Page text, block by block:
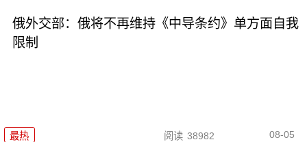
俄外交部：俄将不再维持《中导条约》单方面自我
限制
最热 阅读 38982 08-05